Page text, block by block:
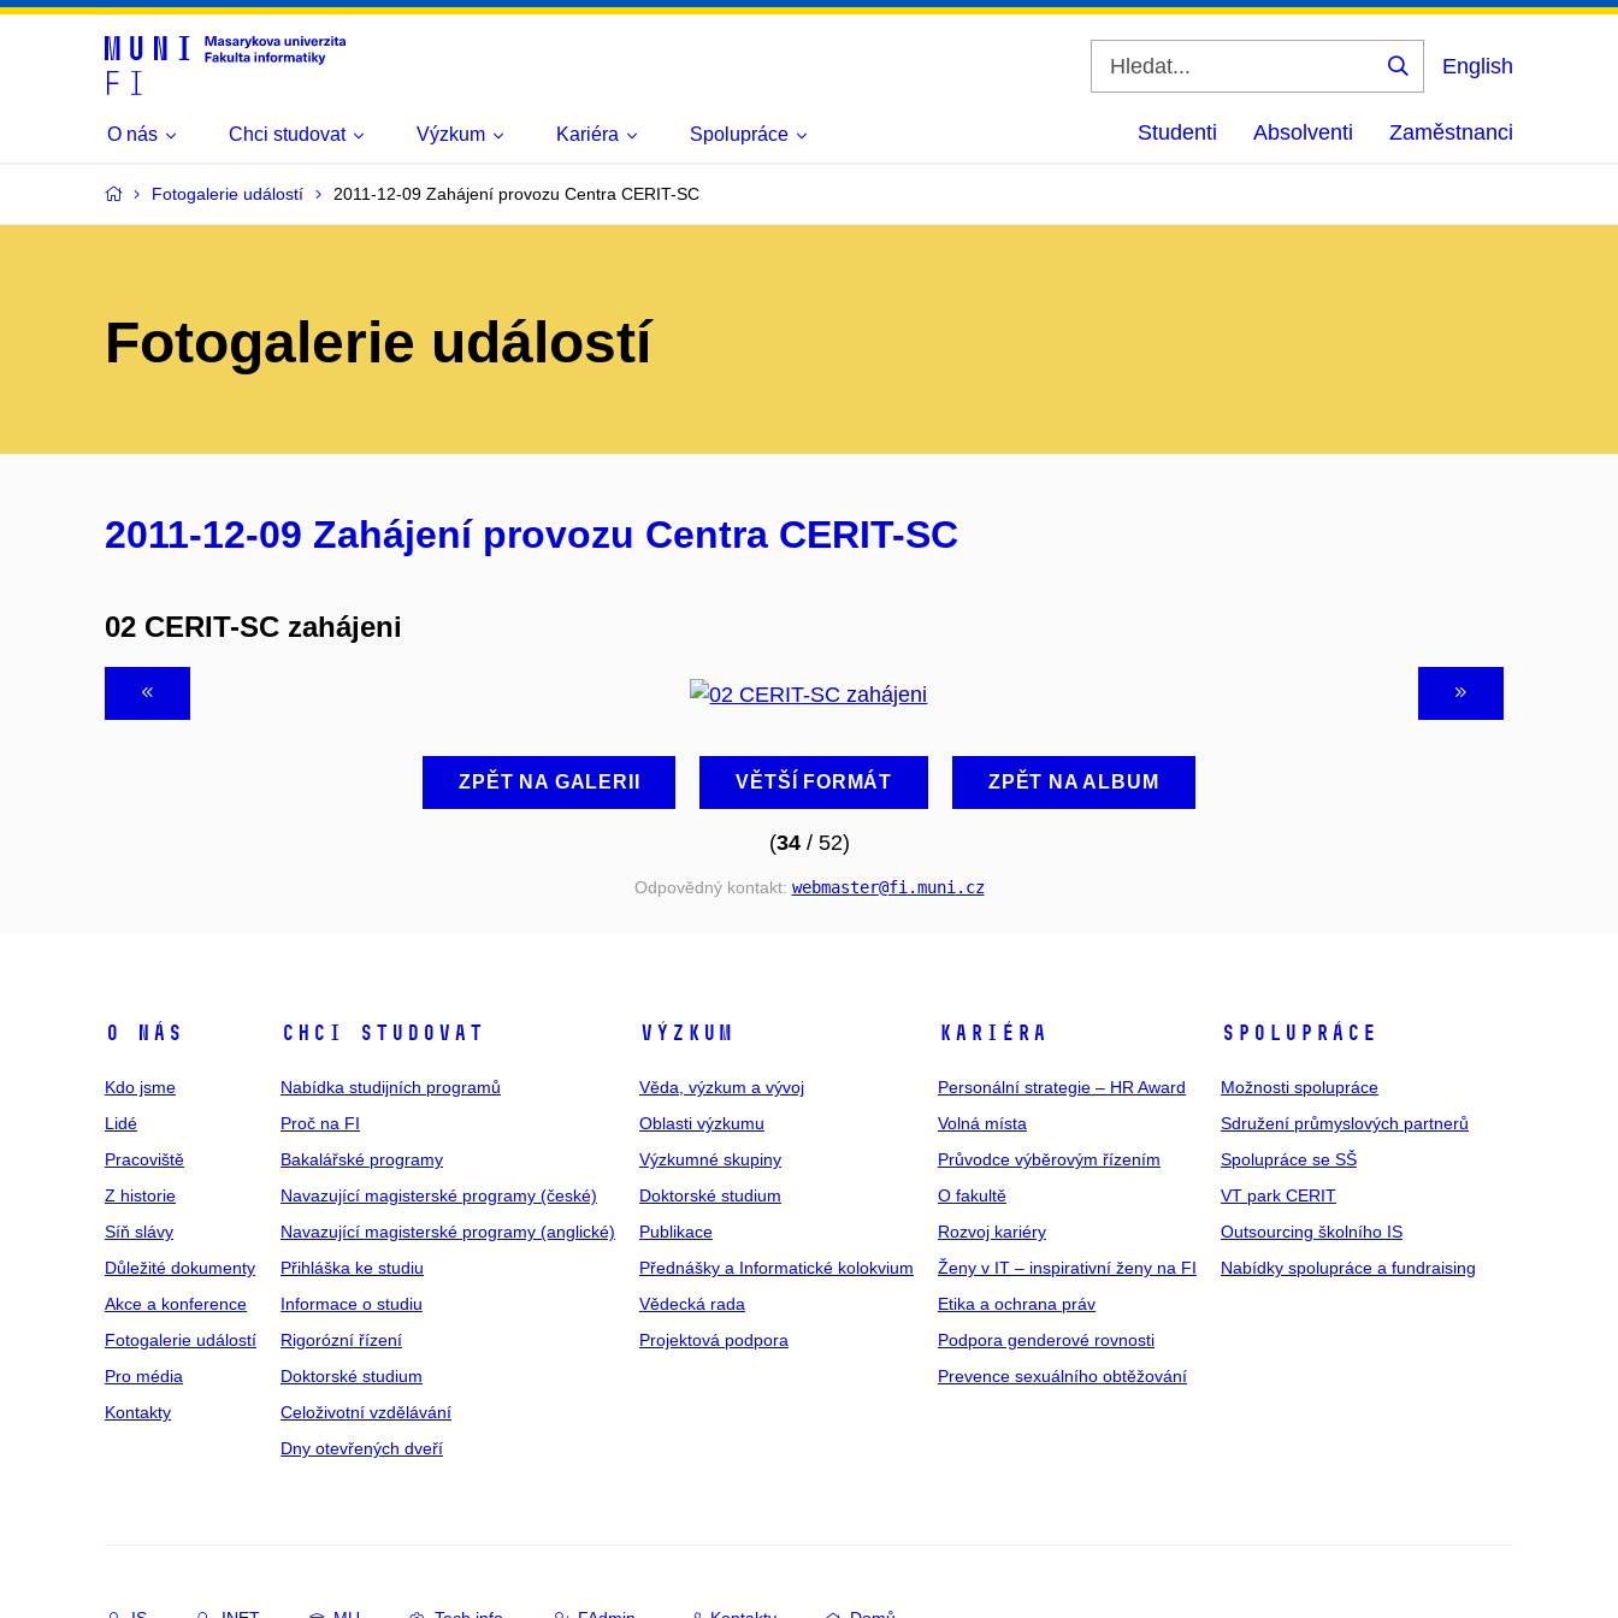
Vyhledat
English
O nás Chci studovat Výzkum Kariéra Spolupráce Studenti Absolventi Zaměstnanci
Fotogalerie událostí 2011-12-09 Zahájení provozu Centra CERIT-SC
Fotogalerie událostí
2011-12-09 Zahájení provozu Centra CERIT-SC
02 CERIT-SC zahájeni
ZPĚT NA GALERII VĚTŠÍ FORMÁT ZPĚT NA ALBUM
(34/ 52)
Odpovědný kontakt: webmaster@fi .muni .cz
O NÁS
Kdo jsme
Lidé
Pracoviště
Z historie
Síň slávy
Důležité dokumenty
Akce a konference
Fotogalerie událostí
Pro média
Kontakty
CHCI STUDOVAT
Nabídka studijních programů
Proč na FI
Bakalářské programy
Navazující magisterské programy (české)
Navazující magisterské programy (anglické)
Přihláška ke studiu
Informace o studiu
Rigorózní řízení
Doktorské studium
Celoživotní vzdělávání
Dny otevřených dveří
VÝZKUM
Věda, výzkum a vývoj
Oblasti výzkumu
Výzkumné skupiny
Doktorské studium
Publikace
Přednášky a Informatické kolokvium
Vědecká rada
Projektová podpora
KARIÉRA
Personální strategie – HR Award
Volná místa
Průvodce výběrovým řízením
O fakultě
Rozvoj kariéry
Ženy v IT – inspirativní ženy na FI
Etika a ochrana práv
Podpora genderové rovnosti
Prevence sexuálního obtěžování
SPOLUPRÁCE
Možnosti spolupráce
Sdružení průmyslových partnerů
Spolupráce se SŠ
VT park CERIT
Outsourcing školního IS
Nabídky spolupráce a fundraising